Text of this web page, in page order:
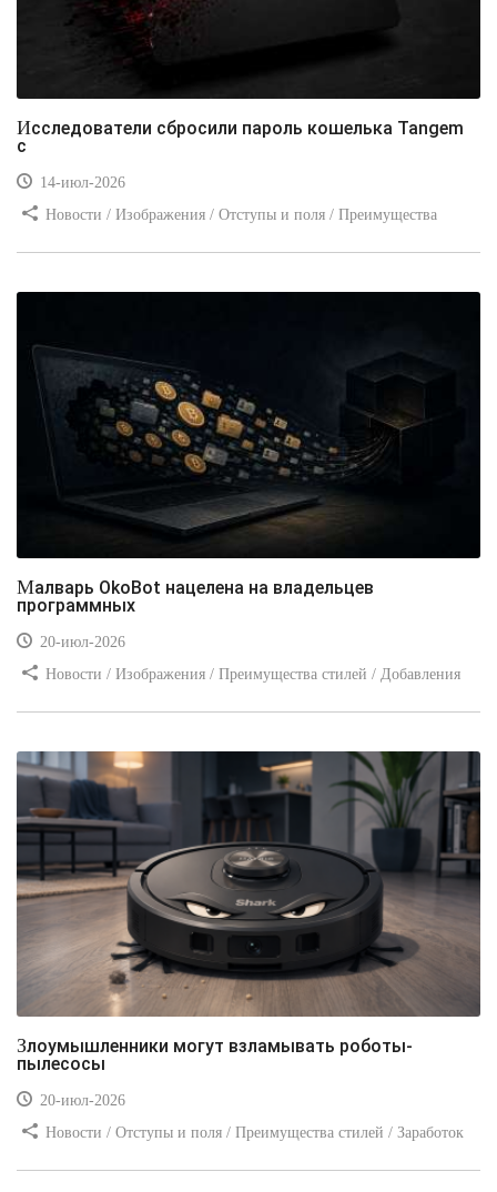
Исследователи сбросили пароль кошелька Tangem
с
14-июл-2026
Новости / Изображения / Отступы и поля / Преимущества
Малварь OkoBot нацелена на владельцев
программных
20-июл-2026
Новости / Изображения / Преимущества стилей / Добавления
Злоумышленники могут взламывать роботы-
пылесосы
20-июл-2026
Новости / Отступы и поля / Преимущества стилей / Заработок